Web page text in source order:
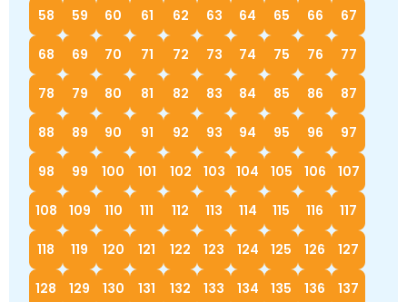
58 59 60 61 62 63 64 65 66 67
68 69 70 71 72 73 74 75 76 77
78 79 80 81 82 83 84 85 86 87
88 89 90 91 92 93 94 95 96 97
98 99 100 101 102 103 104 105 106 107
108 109 110 111 112 113 114 115 116 117
118 119 120 121 122 123 124 125 126 127
128 129 130 131 132 133 134 135 136 137